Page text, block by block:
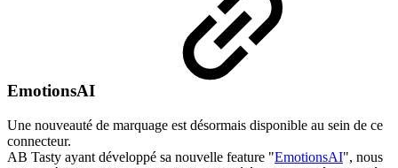
EmotionsAI
Une nouveauté de marquage est désormais disponible au sein de ce
connecteur.
AB Tasty ayant développé sa nouvelle feature "EmotionsAI", nous